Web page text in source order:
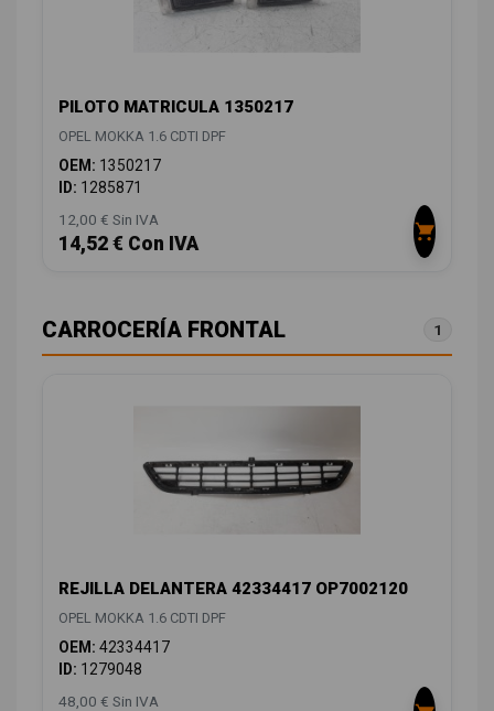
PILOTO MATRICULA 1350217
OPEL MOKKA 1.6 CDTI DPF
OEM: 1350217
ID: 1285871
12,00 € Sin IVA
14,52 € Con IVA
CARROCERÍA FRONTAL 1
REJILLA DELANTERA 42334417 OP7002120
OPEL MOKKA 1.6 CDTI DPF
OEM: 42334417
ID: 1279048
48,00 € Sin IVA